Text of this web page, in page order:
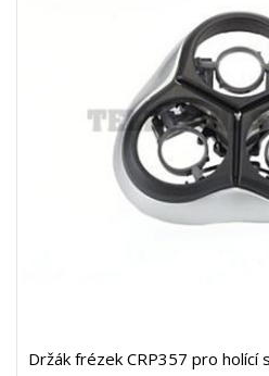
Držák frézek CRP357 pro holící